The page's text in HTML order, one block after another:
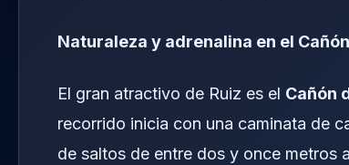
Naturaleza y adrenalina en el
El gran atractivo de Ruiz es el Cañón
recorrido inicia con una caminata de
de saltos de entre dos y once metros